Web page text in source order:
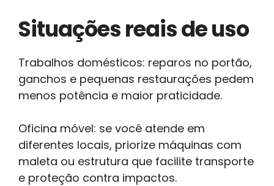
Situações reais de uso
Trabalhos domésticos: reparos no portão,
ganchos e pequenas restaurações pedem
menos potência e maior praticidade.
Oficina móvel: se você atende em
diferentes locais, priorize máquinas com
maleta ou estrutura que facilite transporte
e proteção contra impactos.